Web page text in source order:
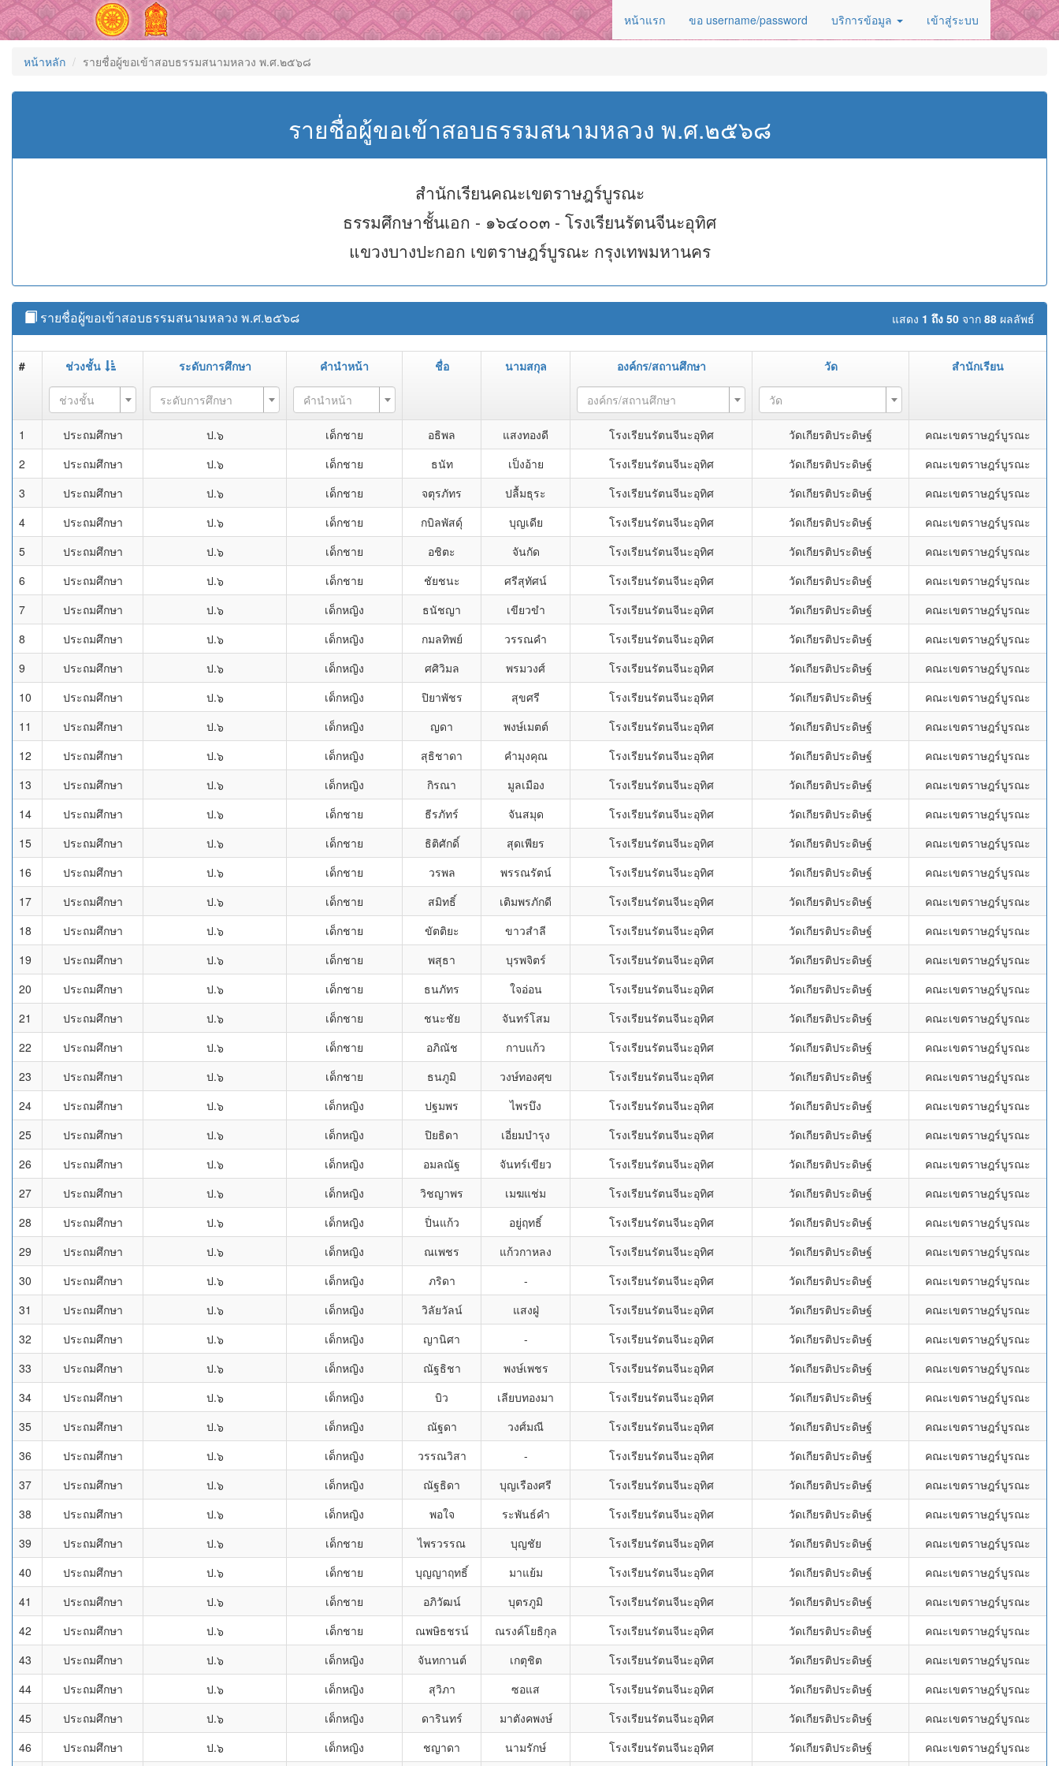
หน้าแรก ขอ username/password บริการข้อมูล เข้าสู่ระบบ
หน้าหลัก รายชื่อผู้ขอเข้าสอบธรรมสนามหลวง พ.ศ.๒๕๖๘
รายชื่อผู้ขอเข้าสอบธรรมสนามหลวง พ.ศ.๒๕๖๘
สำนักเรียนคณะเขตราษฎร์บูรณะ
ธรรมศึกษาชั้นเอก - ๑๖๔๐๐๓ - โรงเรียนรัตนจีนะอุทิศ
แขวงบางปะกอก เขตราษฎร์บูรณะ กรุงเทพมหานคร
แสดง 1 ถึง 50 จาก 88 ผลลัพธ์
รายชื่อผู้ขอเข้าสอบธรรมสนามหลวง พ.ศ.๒๕๖๘
# ช่วงชั้น ระดับการศึกษา คำนำหน้า ชื่อ นามสกุล องค์กร/สถานศึกษา วัด สำนักเรียน
ช่วงชั้น ระดับการศึกษา คำนำหน้า องค์กร/สถานศึกษา วัด
1 ประถมศึกษา ป.๖ เด็กชาย อธิพล แสงทองดี โรงเรียนรัตนจีนะอุทิศ วัดเกียรติประดิษฐ์
คณะเขตราษฎร์บูรณะ
2
ประถมศึกษา ป.๖ เด็กชาย ธนัท เป็งอ้าย โรงเรียนรัตนจีนะอุทิศ วัดเกียรติประดิษฐ์
คณะเขตราษฎร์บูรณะ
3
ประถมศึกษา ป.๖ เด็กชาย จตุรภัทร ปลื้มธุระ โรงเรียนรัตนจีนะอุทิศ วัดเกียรติประดิษฐ์
คณะเขตราษฎร์บูรณะ
4
ประถมศึกษา ป.๖ เด็กชาย กบิลพัสดุ์ บุญเดีย โรงเรียนรัตนจีนะอุทิศ วัดเกียรติประดิษฐ์
คณะเขตราษฎร์บูรณะ
5
ประถมศึกษา ป.๖ เด็กชาย อชิตะ จันกัด โรงเรียนรัตนจีนะอุทิศ วัดเกียรติประดิษฐ์
คณะเขตราษฎร์บูรณะ
6
ประถมศึกษา ป.๖ เด็กชาย ชัยชนะ ศรีสุทัศน์ โรงเรียนรัตนจีนะอุทิศ วัดเกียรติประดิษฐ์
คณะเขตราษฎร์บูรณะ
7
ประถมศึกษา ป.๖ เด็กหญิง ธนัชญา เขียวขำ โรงเรียนรัตนจีนะอุทิศ วัดเกียรติประดิษฐ์
คณะเขตราษฎร์บูรณะ
8
ประถมศึกษา ป.๖ เด็กหญิง กมลทิพย์ วรรณคำ โรงเรียนรัตนจีนะอุทิศ วัดเกียรติประดิษฐ์
คณะเขตราษฎร์บูรณะ
9
ประถมศึกษา ป.๖ เด็กหญิง ศศิวิมล พรมวงศ์ โรงเรียนรัตนจีนะอุทิศ วัดเกียรติประดิษฐ์
คณะเขตราษฎร์บูรณะ
10
ประถมศึกษา ป.๖ เด็กหญิง ปิยาพัชร สุขศรี โรงเรียนรัตนจีนะอุทิศ วัดเกียรติประดิษฐ์
คณะเขตราษฎร์บูรณะ
11
ประถมศึกษา ป.๖ เด็กหญิง ญดา พงษ์เมตต์ โรงเรียนรัตนจีนะอุทิศ วัดเกียรติประดิษฐ์
คณะเขตราษฎร์บูรณะ
12
ประถมศึกษา ป.๖ เด็กหญิง สุธิชาดา คำมุงคุณ โรงเรียนรัตนจีนะอุทิศ วัดเกียรติประดิษฐ์
คณะเขตราษฎร์บูรณะ
13
ประถมศึกษา ป.๖ เด็กหญิง กิรณา มูลเมือง โรงเรียนรัตนจีนะอุทิศ วัดเกียรติประดิษฐ์
คณะเขตราษฎร์บูรณะ
14
ประถมศึกษา ป.๖ เด็กชาย ธีรภัทร์ จันสมุด โรงเรียนรัตนจีนะอุทิศ วัดเกียรติประดิษฐ์
คณะเขตราษฎร์บูรณะ
15
ประถมศึกษา ป.๖ เด็กชาย ธิติศักดิ์ สุดเพียร โรงเรียนรัตนจีนะอุทิศ วัดเกียรติประดิษฐ์
คณะเขตราษฎร์บูรณะ
16
ประถมศึกษา ป.๖ เด็กชาย วรพล พรรณรัตน์ โรงเรียนรัตนจีนะอุทิศ วัดเกียรติประดิษฐ์
คณะเขตราษฎร์บูรณะ
17
ประถมศึกษา ป.๖ เด็กชาย สมิทธิ์ เติมพรภักดี โรงเรียนรัตนจีนะอุทิศ วัดเกียรติประดิษฐ์
คณะเขตราษฎร์บูรณะ
18
ประถมศึกษา ป.๖ เด็กชาย ขัตติยะ ขาวสำลี โรงเรียนรัตนจีนะอุทิศ วัดเกียรติประดิษฐ์
คณะเขตราษฎร์บูรณะ
19
ประถมศึกษา ป.๖ เด็กชาย พสุธา บุรพจิตร์ โรงเรียนรัตนจีนะอุทิศ วัดเกียรติประดิษฐ์
คณะเขตราษฎร์บูรณะ
20
ประถมศึกษา ป.๖ เด็กชาย ธนภัทร ใจอ่อน โรงเรียนรัตนจีนะอุทิศ วัดเกียรติประดิษฐ์
คณะเขตราษฎร์บูรณะ
21
ประถมศึกษา ป.๖ เด็กชาย ชนะชัย จันทร์โสม โรงเรียนรัตนจีนะอุทิศ วัดเกียรติประดิษฐ์
คณะเขตราษฎร์บูรณะ
22
ประถมศึกษา ป.๖ เด็กชาย อภิณัช กาบแก้ว โรงเรียนรัตนจีนะอุทิศ วัดเกียรติประดิษฐ์
คณะเขตราษฎร์บูรณะ
23
ประถมศึกษา ป.๖ เด็กชาย ธนภูมิ วงษ์ทองศุข โรงเรียนรัตนจีนะอุทิศ วัดเกียรติประดิษฐ์
คณะเขตราษฎร์บูรณะ
24
ประถมศึกษา ป.๖ เด็กหญิง ปฐมพร ไพรบึง โรงเรียนรัตนจีนะอุทิศ วัดเกียรติประดิษฐ์
คณะเขตราษฎร์บูรณะ
25
ประถมศึกษา ป.๖ เด็กหญิง ปิยธิดา เอี่ยมบำรุง โรงเรียนรัตนจีนะอุทิศ วัดเกียรติประดิษฐ์
คณะเขตราษฎร์บูรณะ
26
ประถมศึกษา ป.๖ เด็กหญิง อมลณัฐ จันทร์เขียว โรงเรียนรัตนจีนะอุทิศ วัดเกียรติประดิษฐ์
คณะเขตราษฎร์บูรณะ
27
ประถมศึกษา ป.๖ เด็กหญิง วิชญาพร เมฆแช่ม โรงเรียนรัตนจีนะอุทิศ วัดเกียรติประดิษฐ์
คณะเขตราษฎร์บูรณะ
28
ประถมศึกษา ป.๖ เด็กหญิง ปิ่นแก้ว อยู่ฤทธิ์ โรงเรียนรัตนจีนะอุทิศ วัดเกียรติประดิษฐ์
คณะเขตราษฎร์บูรณะ
29
ประถมศึกษา ป.๖ เด็กหญิง ณเพชร แก้วกาหลง โรงเรียนรัตนจีนะอุทิศ วัดเกียรติประดิษฐ์
คณะเขตราษฎร์บูรณะ
30
ประถมศึกษา ป.๖ เด็กหญิง ภริดา - โรงเรียนรัตนจีนะอุทิศ วัดเกียรติประดิษฐ์
คณะเขตราษฎร์บูรณะ
31
ประถมศึกษา ป.๖ เด็กหญิง วิลัยวัลน์ แสงฝู่ โรงเรียนรัตนจีนะอุทิศ วัดเกียรติประดิษฐ์
คณะเขตราษฎร์บูรณะ
32
ประถมศึกษา ป.๖ เด็กหญิง ญานิศา - โรงเรียนรัตนจีนะอุทิศ วัดเกียรติประดิษฐ์
คณะเขตราษฎร์บูรณะ
33
ประถมศึกษา ป.๖ เด็กหญิง ณัฐธิชา พงษ์เพชร โรงเรียนรัตนจีนะอุทิศ วัดเกียรติประดิษฐ์
คณะเขตราษฎร์บูรณะ
34
ประถมศึกษา ป.๖ เด็กหญิง บิว เลียบทองมา โรงเรียนรัตนจีนะอุทิศ วัดเกียรติประดิษฐ์
คณะเขตราษฎร์บูรณะ
35
ประถมศึกษา ป.๖ เด็กหญิง ณัฐดา วงศ์มณี โรงเรียนรัตนจีนะอุทิศ วัดเกียรติประดิษฐ์
คณะเขตราษฎร์บูรณะ
36
ประถมศึกษา ป.๖ เด็กหญิง วรรณวิสา - โรงเรียนรัตนจีนะอุทิศ วัดเกียรติประดิษฐ์
คณะเขตราษฎร์บูรณะ
37
ประถมศึกษา ป.๖ เด็กหญิง ณัฐธิดา บุญเรืองศรี โรงเรียนรัตนจีนะอุทิศ วัดเกียรติประดิษฐ์
คณะเขตราษฎร์บูรณะ
38
ประถมศึกษา ป.๖ เด็กหญิง พอใจ ระพันธ์คำ โรงเรียนรัตนจีนะอุทิศ วัดเกียรติประดิษฐ์
คณะเขตราษฎร์บูรณะ
39
ประถมศึกษา ป.๖ เด็กชาย ไพรวรรณ บุญชัย โรงเรียนรัตนจีนะอุทิศ วัดเกียรติประดิษฐ์
คณะเขตราษฎร์บูรณะ
40
ประถมศึกษา ป.๖ เด็กชาย บุญญาฤทธิ์ มาแย้ม โรงเรียนรัตนจีนะอุทิศ วัดเกียรติประดิษฐ์
คณะเขตราษฎร์บูรณะ
41
ประถมศึกษา ป.๖ เด็กชาย อภิวัฒน์ บุตรภูมิ โรงเรียนรัตนจีนะอุทิศ วัดเกียรติประดิษฐ์
คณะเขตราษฎร์บูรณะ
42
ประถมศึกษา ป.๖ เด็กชาย ณพษิธชรน์ ณรงค์โยธิกุล โรงเรียนรัตนจีนะอุทิศ วัดเกียรติประดิษฐ์
คณะเขตราษฎร์บูรณะ
43
ประถมศึกษา ป.๖ เด็กหญิง จันทกานต์ เกตุชิต โรงเรียนรัตนจีนะอุทิศ วัดเกียรติประดิษฐ์
คณะเขตราษฎร์บูรณะ
44
ประถมศึกษา ป.๖ เด็กหญิง สุวิภา ซอแส โรงเรียนรัตนจีนะอุทิศ วัดเกียรติประดิษฐ์
คณะเขตราษฎร์บูรณะ
45
ประถมศึกษา ป.๖ เด็กหญิง ดารินทร์ มาตังคพงษ์ โรงเรียนรัตนจีนะอุทิศ วัดเกียรติประดิษฐ์
คณะเขตราษฎร์บูรณะ
46
ประถมศึกษา ป.๖ เด็กหญิง ชญาดา นามรักษ์ โรงเรียนรัตนจีนะอุทิศ วัดเกียรติประดิษฐ์ คณะเขตราษฎร์บูรณะ